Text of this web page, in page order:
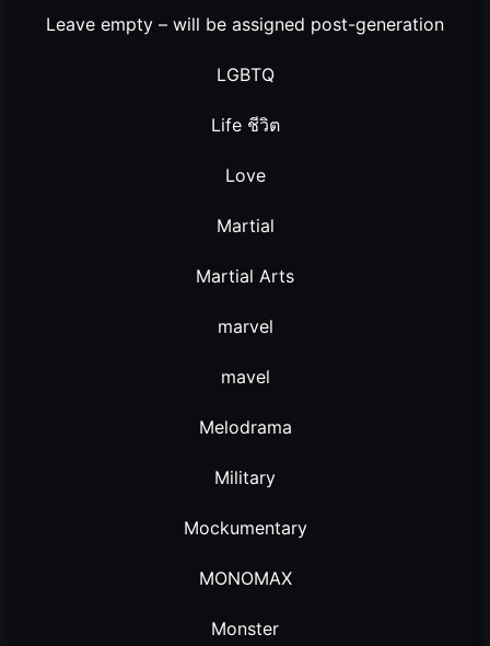
Leave empty – will be assigned post-generation
LGBTQ
Life ชีวิต
Love
Martial
Martial Arts
marvel
mavel
Melodrama
Military
Mockumentary
MONOMAX
Monster